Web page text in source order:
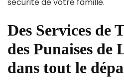
Des Services de
des Punaises
dans tout le